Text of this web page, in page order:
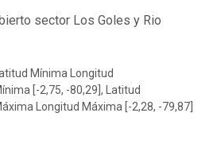
sector Los Goles y Rio
Mínima Longitud
[-2,75, -80,29], Latitud
Longitud Máxima [-2,28, -79,87]